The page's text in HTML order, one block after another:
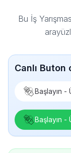
Bu İş
Canlı Buton
Başlayın -
Başlayın -